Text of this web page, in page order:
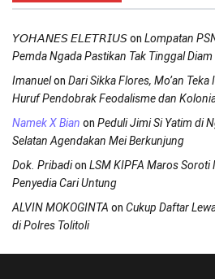
𝘠𝘖𝘏𝘈𝘕𝘌𝘚 𝘌𝘓𝘌𝘛𝘙𝘐𝘜𝘚on Lompatan
Pemda Ngada Pastikan Tak Tinggal Diam
Imanuelon Dari Sikka Flores, Mo’an
Huruf Pendobrak Feodalisme dan
Namek X Bian on Peduli Jimi Si Yatim di
Selatan Agendakan Mei Berkunjung
Dok. Pribadion LSM KIPFA Maros Soroti
Penyedia Cari Untung
ALVIN MOKOGINTA on Cukup Daftar
di Polres Tolitoli